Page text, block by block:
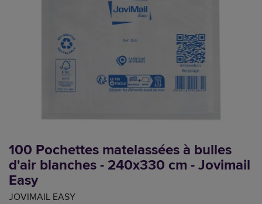
100 Pochettes matelassées à bulles
d'air blanches - 240x330 cm - Jovimail
Easy
JOVIMAIL EASY